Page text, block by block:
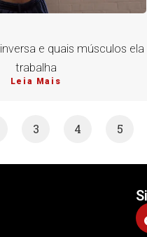
e quais músculos ela
trabalha
Leia Mais
3 4 5